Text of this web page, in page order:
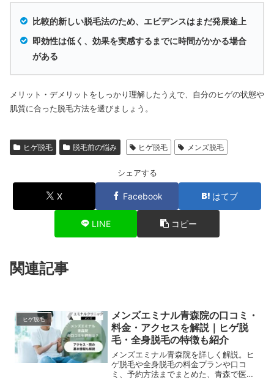
比較的新しい脱毛法のため、エビデンスはまだ発展途上
即効性は低く、効果を実感するまでに時間がかかる場合
がある
メリット・デメリットをしっかり理解したうえで、自分のヒゲの状態や
肌質に合った脱毛方法を選びましょう。
ヒゲ脱毛 脱毛前の悩み ヒゲ脱毛 メンズ脱毛
シェアする
X Facebook はてブ
LINE コピー
関連記事
ヒゲ脱毛
メンズエミナル青森院の口コミ・
料金・アクセスを解説｜ヒゲ脱
毛・全身脱毛の特徴も紹介
メンズエミナル青森院を詳しく解説。ヒ
ゲ脱毛や全身脱毛の料金プランや口コ
ミ、予約方法までまとめた、青森で医療